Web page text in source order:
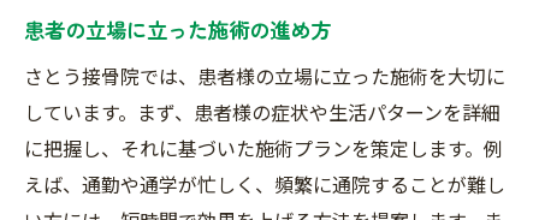
患者の立場に立った施術の進め方
さとう接骨院では、患者様の立場に立った施術を大切に
しています。まず、患者様の症状や生活パターンを詳細
に把握し、それに基づいた施術プランを策定します。例
えば、通勤や通学が忙しく、頻繁に通院することが難し